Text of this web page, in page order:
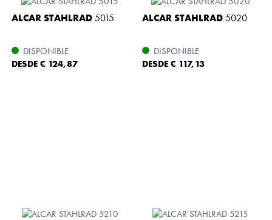
ALCAR STAHLRAD5015
DISPONIBLE
DESDE € 124,87
ALCAR STAHLRAD5020
DISPONIBLE
DESDE € 117,13